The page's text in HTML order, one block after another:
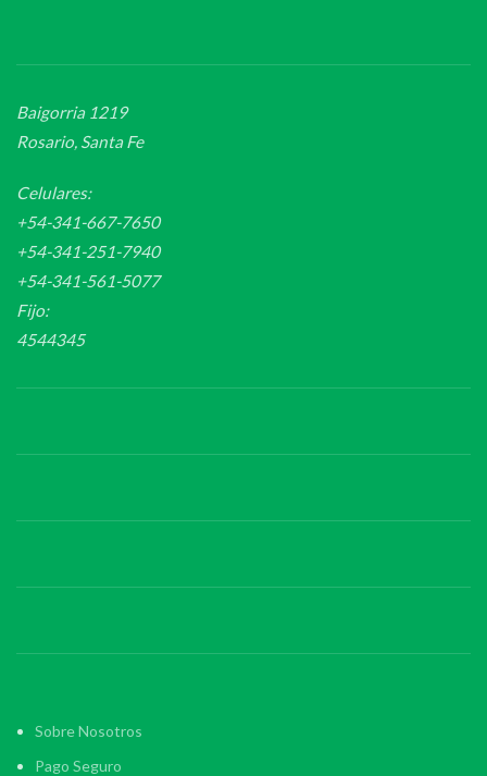
Baigorria 1219
Rosario, Santa Fe
Celulares:
+54-341-667-7650
+54-341-251-7940
+54-341-561-5077
Fijo:
4544345
Sobre Nosotros
Pago Seguro